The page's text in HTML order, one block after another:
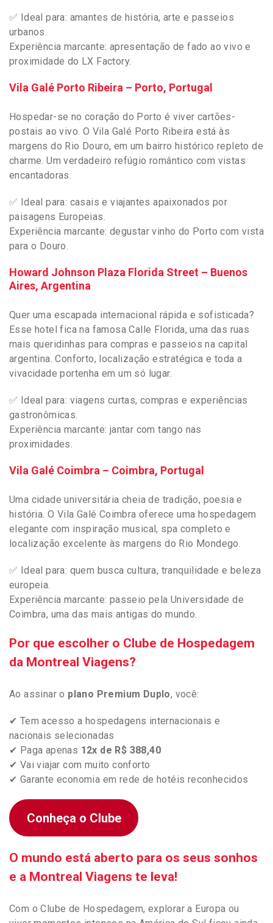
✅ Ideal para: amantes de história, arte e passeios
urbanos.
Experiência marcante: apresentação de fado ao vivo e
proximidade do LX Factory.
Vila Galé Porto Ribeira – Porto, Portugal
Hospedar-se no coração do Porto é viver cartões-
postais ao vivo. O Vila Galé Porto Ribeira está às
margens do Rio Douro, em um bairro histórico repleto de
charme. Um verdadeiro refúgio romântico com vistas
encantadoras.
✅ Ideal para: casais e viajantes apaixonados por
paisagens Europeias.
Experiência marcante: degustar vinho do Porto com vista
para o Douro.
Howard Johnson Plaza Florida Street – Buenos
Aires, Argentina
Quer uma escapada internacional rápida e sofisticada?
Esse hotel fica na famosa Calle Florida, uma das ruas
mais queridinhas para compras e passeios na capital
argentina. Conforto, localização estratégica e toda a
vivacidade portenha em um só lugar.
✅ Ideal para: viagens curtas, compras e experiências
gastronômicas.
Experiência marcante: jantar com tango nas
proximidades.
Vila Galé Coimbra – Coimbra, Portugal
Uma cidade universitária cheia de tradição, poesia e
história. O Vila Galé Coimbra oferece uma hospedagem
elegante com inspiração musical, spa completo e
localização excelente às margens do Rio Mondego.
✅ Ideal para: quem busca cultura, tranquilidade e beleza
europeia.
Experiência marcante: passeio pela Universidade de
Coimbra, uma das mais antigas do mundo.
Por que escolher o Clube de Hospedagem
da Montreal Viagens?
Ao assinar o plano Premium Duplo, você:
✔ Tem acesso a hospedagens internacionais e
nacionais selecionadas
✔ Paga apenas 12x de R$ 388,40
✔ Vai viajar com muito conforto
✔ Garante economia em rede de hotéis reconhecidos
Conheça o Clube
O mundo está aberto para os seus sonhos
e a Montreal Viagens te leva!
Com o Clube de Hospedagem, explorar a Europa ou